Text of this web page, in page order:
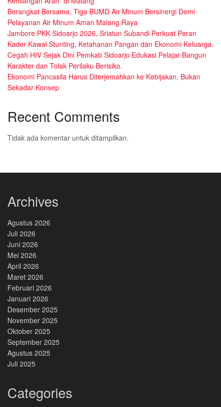
Berangkat Bersama, Tiga BUMD Air Minum Bersinergi Demi
Pelayanan Air Minum Aman Malang Raya
Jambore PKK Sidoarjo 2026, Sriatun Subandi Perkuat Peran
Kader Kawal Stunting, Ketahanan Pangan dan Ekonomi Keluarga.
Cegah HIV Sejak Dini Pemkab Sidoarjo Edukasi Pelajar Bangun
Karakter dan Tolak Perilaku Berisiko.
Ekonomi Pancasila Harus Diterjemahkan ke Kebijakan, Bukan
Sekadar Konsep
Recent Comments
Tidak ada komentar untuk ditampilkan.
Archives
Agustus 2026
Juli 2026
Juni 2026
Mei 2026
April 2026
Maret 2026
Februari 2026
Januari 2026
Desember 2025
November 2025
Oktober 2025
September 2025
Agustus 2025
Juli 2025
Categories